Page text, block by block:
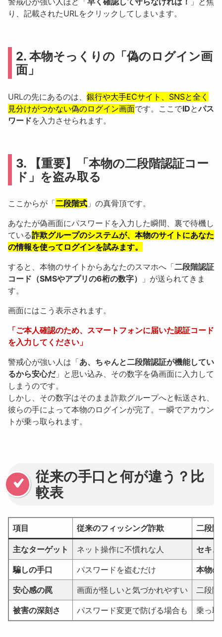
り、記載されたURLをクリックしてしまいます。
2. 本物そっくりの「偽のログイン画
面」
URLの先にあるのは、 銀行や大手ECサイト、SNSと全く
見分けがつかない偽のログイン画面です。ここでIDとパス
ワードを入力させられます。
3. 【重要】「本物の二段階認証コー
ド」を盗み取る
ここからが「二段階式 」の真骨頂です。
あなたが偽画面にパスワードを入力した瞬間、裏で待機し
ている詐欺グループのシステムが、本物のサイトにあなた
の情報を使ってログインを試みます。
すると、本物のサイトからあなたのスマホへ「二段階認証
コード（SMSやアプリの6桁の数字）
」が送られてきま
す。
画面にはこう表示されます。
「ご本人確認のため、スマートフォンに届いた認証コード
を入力してください」
警戒心が強い人は「あ、ちゃんと二段階認証が機能してい
るから安心だ」と思い込み、その数字を偽画面に入力して
しまうのです。
しかし、その数字はそのまま詐欺グループへと転送され、
彼らの手によって本物のログインが完了。一瞬でアカウン
トが乗っ取られます。
従来の手口と何が違う？比
較表
項目 従来のフィッシング詐欺 二段
主なターゲット ネット操作に不慣れな人 セキ
騙しの手口 パスワードを盗むだけ 本物
安心感の罠 画面が怪しいと気づかれやすい 二段
被害の深刻さ パスワード変更で防げる場合も 乗っ